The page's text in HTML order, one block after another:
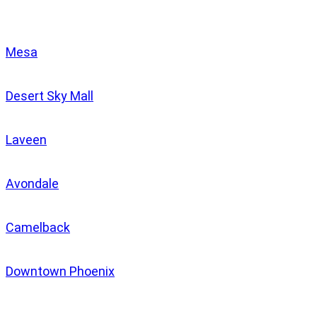
Mesa
Desert Sky Mall
Laveen
Avondale
Camelback
Downtown Phoenix